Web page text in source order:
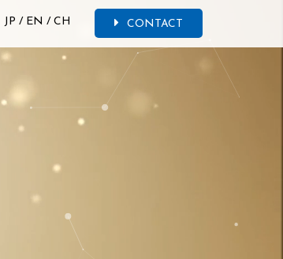
JP / EN / CH CONTACT